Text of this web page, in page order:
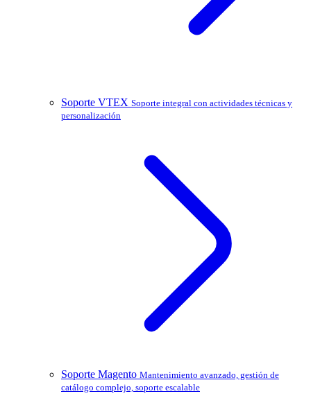
Soporte VTEX Soporte integral con actividades técnicas y
personalización
Soporte Magento Mantenimiento avanzado, gestión de
catálogo complejo, soporte escalable